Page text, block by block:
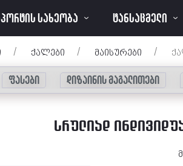
ᲡᲐᲮᲔᲝᲑᲐ ᲢᲐᲜᲡᲐᲪᲛᲔᲚᲘ
/ ქალები / მაისურები /
ფასები
დიზაინის მაგალითები
ᲡᲠᲣᲚᲘᲐᲓ